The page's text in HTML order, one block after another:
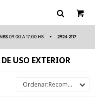
USO EXTERIOR
Recomendados